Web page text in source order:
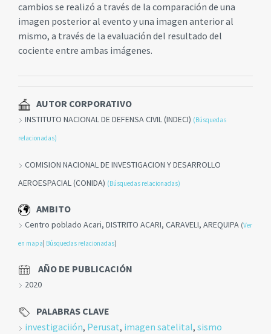
cambios se realizó a través de la comparación de una
imagen posterior al evento y una imagen anterior al
mismo, a través de la evaluación del resultado del
cociente entre ambas imágenes.
AUTOR CORPORATIVO
INSTITUTO NACIONAL DE DEFENSA CIVIL (INDECI) (Búsquedas
relacionadas)
COMISION NACIONAL DE INVESTIGACION Y DESARROLLO
AEROESPACIAL (CONIDA) (Búsquedas relacionadas)
AMBITO
Centro poblado Acari, DISTRITO ACARI, CARAVELI, AREQUIPA (Ver
en mapa Búsquedas relacionadas)
AÑO DE PUBLICACIÓN
2020
PALABRAS CLAVE
investigaciión, Perusat, imagen satelital, sismo